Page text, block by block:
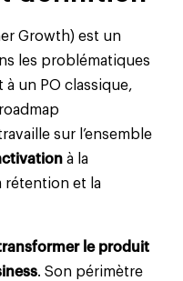
Growth) est un
les problématiques
à un PO classique,
sur l’ensemble
à la
rétention et la
le produit
. Son périmètre